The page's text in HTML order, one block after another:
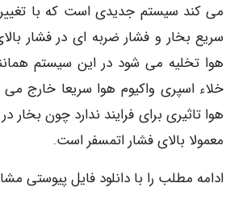
می کند سیستم جدیدی است که با
سریع بخار و فشار ضربه ای در فشار
هوا تخلیه می شود در این سیستم
خلاء اسپری واکیوم هوا سریعا خارج
هوا تاثیری برای فرایند ندارد چون بخار
معمولا بالای فشار اتمسفر است.
ادامه مطلب را با دانلود فایل پیوستی